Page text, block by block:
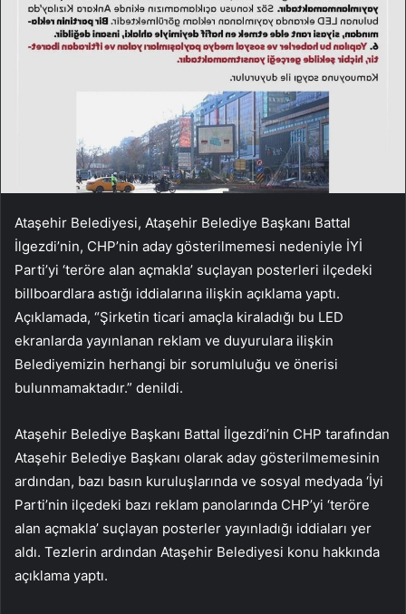
Ataşehir Belediyesi, Ataşehir Belediye Başkanı Battal
İlgezdi’nin, CHP’nin aday gösterilmemesi nedeniyle İYİ
Parti’yi ‘teröre alan açmakla’ suçlayan posterleri ilçedeki
billboardlara astığı iddialarına ilişkin açıklama yaptı.
Açıklamada, “Şirketin ticari amaçla kiraladığı bu LED
ekranlarda yayınlanan reklam ve duyurulara ilişkin
Belediyemizin herhangi bir sorumluluğu ve önerisi
bulunmamaktadır.” denildi.
Ataşehir Belediye Başkanı Battal İlgezdi’nin CHP tarafından
Ataşehir Belediye Başkanı olarak aday gösterilmemesinin
ardından, bazı basın kuruluşlarında ve sosyal medyada ‘İyi
Parti’nin ilçedeki bazı reklam panolarında CHP’yi ‘teröre
alan açmakla’ suçlayan posterler yayınladığı iddiaları yer
aldı. Tezlerin ardından Ataşehir Belediyesi konu hakkında
açıklama yaptı.